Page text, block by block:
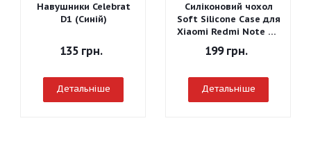
Навушники Celebrat
D1 (Синій)
135грн.
Детальніше
Силіконовий чохол
Soft Silicone Case для
Xiaomi Redmi Note 7 -
Graphite Gray
199грн.
Детальніше